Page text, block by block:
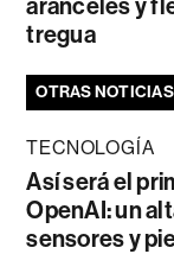
aranceles y
tregua
OTRAS
TECNOLOGÍA
Así será el
OpenAI: un
sensores y